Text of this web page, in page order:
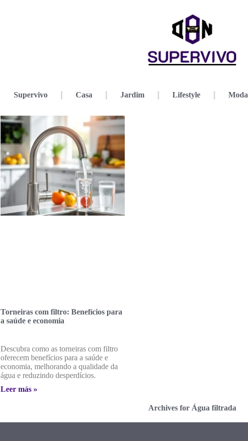
Supervivo Casa Jardim Lifestyle Moda
Torneiras com filtro: Benefícios para
a saúde e economia
Descubra como as torneiras com filtro
oferecem benefícios para a saúde e
economia, melhorando a qualidade da
água e reduzindo desperdícios.
Leer más »
Archives for Água filtrada